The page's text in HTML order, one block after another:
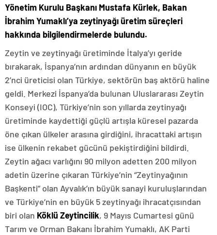
Yönetim Kurulu Başkanı Mustafa Kürlek, Bakan
İbrahim Yumaklı’ya zeytinyağı üretim süreçleri
hakkında bilgilendirmelerde bulundu.
Zeytin ve zeytinyağı üretiminde İtalya’yı geride
bırakarak, İspanya’nın ardından dünyanın en büyük
2’nci üreticisi olan Türkiye, sektörün baş aktörü haline
geldi. Merkezi İspanya’da bulunan Uluslararası Zeytin
Konseyi (IOC), Türkiye’nin son yıllarda zeytinyağı
üretiminde kaydettiği güçlü artışla küresel pazarda
öne çıkan ülkeler arasına girdiğini, ihracattaki artışın
ise ülkenin rekabet gücünü pekiştirdiğini bildirdi.
Zeytin ağacı varlığını 90 milyon adetten 200 milyon
adetin üzerine çıkaran Türkiye’nin “Zeytinyağının
Başkenti” olan Ayvalık’ın büyük sanayi kuruluşlarından
ve Türkiye’nin en büyük 5 zeytinyağı ihracatçısından
biri olan Köklü Zeytincilik, 9 Mayıs Cumartesi günü
Tarım ve Orman Bakanı İbrahim Yumaklı, AK Parti